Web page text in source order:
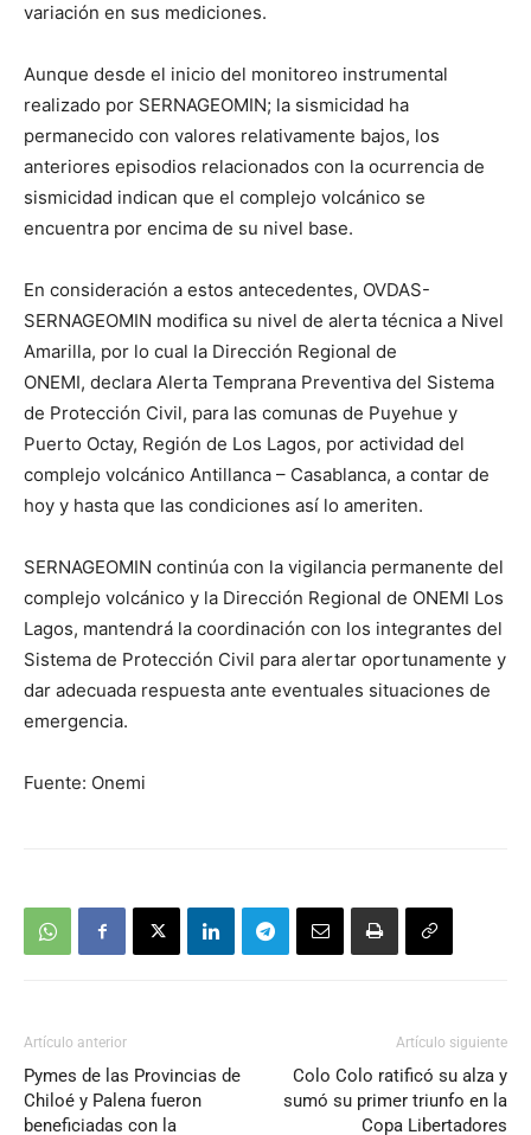
variación en sus mediciones.
Aunque desde el inicio del monitoreo instrumental
realizado por SERNAGEOMIN; la sismicidad ha
permanecido con valores relativamente bajos, los
anteriores episodios relacionados con la ocurrencia de
sismicidad indican que el complejo volcánico se
encuentra por encima de su nivel base.
En consideración a estos antecedentes, OVDAS-
SERNAGEOMIN modifica su nivel de alerta técnica a Nivel
Amarilla, por lo cual la Dirección Regional de
ONEMI, declara Alerta Temprana Preventiva del Sistema
de Protección Civil, para las comunas de Puyehue y
Puerto Octay, Región de Los Lagos, por actividad del
complejo volcánico Antillanca – Casablanca, a contar de
hoy y hasta que las condiciones así lo ameriten.
SERNAGEOMIN continúa con la vigilancia permanente del
complejo volcánico y la Dirección Regional de ONEMI Los
Lagos, mantendrá la coordinación con los integrantes del
Sistema de Protección Civil para alertar oportunamente y
dar adecuada respuesta ante eventuales situaciones de
emergencia.
Fuente: Onemi
Artículo anterior
Pymes de las Provincias de
Chiloé y Palena fueron
beneficiadas con la
Artículo siguiente
Colo Colo ratificó su alza y
sumó su primer triunfo en la
Copa Libertadores